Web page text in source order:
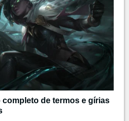
de termos e gírias